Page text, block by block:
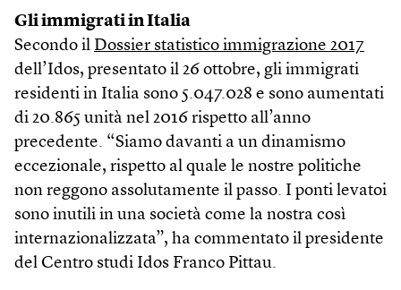
Gli immigrati in Italia
Secondo il Dossier statistico immigrazione 2017
dell’Idos, presentato il 26 ottobre, gli immigrati
residenti in Italia sono 5.047.028 e sono aumentati
di 20.865 unità nel 2016 rispetto all’anno
precedente. “Siamo davanti a un dinamismo
eccezionale, rispetto al quale le nostre politiche
non reggono assolutamente il passo. I ponti levatoi
sono inutili in una società come la nostra così
internazionalizzata”, ha commentato il presidente
del Centro studi Idos Franco Pittau.